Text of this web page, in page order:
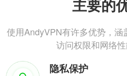
主要的
使用AndyVPN有许多优势，涵
访问权限和网络
隐私保护